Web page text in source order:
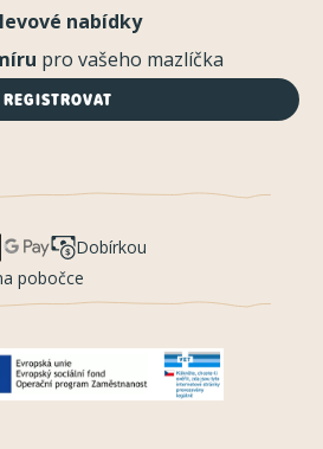
nabídky
pro vašeho mazlíčka
REGISTROVAT
Dobírkou
pobočce